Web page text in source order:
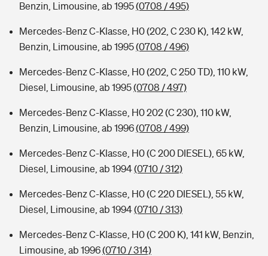
Benzin, Limousine, ab 1995(0708 / 495)
Mercedes-Benz C-Klasse, H0 (202, C 230 K), 142 kW,
Benzin, Limousine, ab 1995(0708 / 496)
Mercedes-Benz C-Klasse, H0 (202, C 250 TD), 110 kW,
Diesel, Limousine, ab 1995(0708 / 497)
Mercedes-Benz C-Klasse, H0 202 (C 230), 110 kW,
Benzin, Limousine, ab 1996(0708 / 499)
Mercedes-Benz C-Klasse, H0 (C 200 DIESEL), 65 kW,
Diesel, Limousine, ab 1994(0710 / 312)
Mercedes-Benz C-Klasse, H0 (C 220 DIESEL), 55 kW,
Diesel, Limousine, ab 1994(0710 / 313)
Mercedes-Benz C-Klasse, H0 (C 200 K), 141 kW, Benzin,
Limousine, ab 1996(0710 / 314)